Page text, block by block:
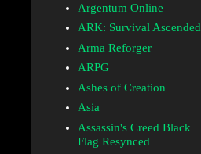
Argentum Online
ARK: Survival Ascended
Arma Reforger
ARPG
Ashes of Creation
Asia
Assassin's Creed Black
Flag Resynced